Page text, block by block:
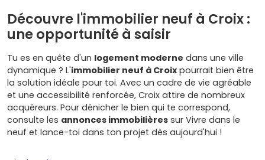
Découvre l'immobilier neuf à Croix :
une opportunité à saisir
Tu es en quête d'un logement moderne dans une ville
dynamique ? L'immobilier neuf à Croixpourrait bien être
la solution idéale pour toi. Avec un cadre de vie agréable
et une accessibilité renforcée, Croix attire de nombreux
acquéreurs. Pour dénicher le bien qui te correspond,
consulte les annonces immobilières sur Vivre dans le
neuf et lance-toi dans ton projet dès aujourd'hui !